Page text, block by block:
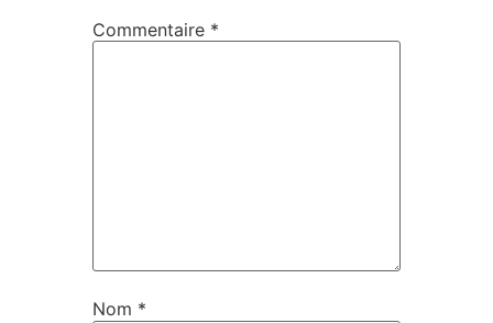
Commentaire *
Nom *